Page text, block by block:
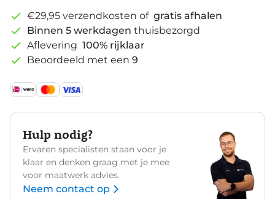
€29,95 verzendkosten of gratis afhalen
Binnen 5 werkdagen thuisbezorgd
Aflevering 100% rijklaar
Beoordeeld met een 9
Hulp nodig?
Ervaren specialisten staan voor je
klaar en denken graag met je mee
voor maatwerk advies.
Neem contact op